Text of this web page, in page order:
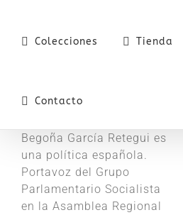
Colecciones Tienda
Contacto
Begoña García Retegui es
una política española.
Portavoz del Grupo
Parlamentario Socialista
en la Asamblea Regional